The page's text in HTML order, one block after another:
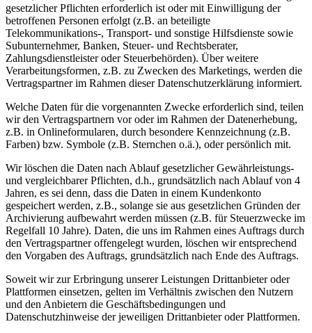
gesetzlicher Pflichten erforderlich ist oder mit Einwilligung der
betroffenen Personen erfolgt (z.B. an beteiligte
Telekommunikations-, Transport- und sonstige Hilfsdienste sowie
Subunternehmer, Banken, Steuer- und Rechtsberater,
Zahlungsdienstleister oder Steuerbehörden). Über weitere
Verarbeitungsformen, z.B. zu Zwecken des Marketings, werden die
Vertragspartner im Rahmen dieser Datenschutzerklärung informiert.
Welche Daten für die vorgenannten Zwecke erforderlich sind, teilen
wir den Vertragspartnern vor oder im Rahmen der Datenerhebung,
z.B. in Onlineformularen, durch besondere Kennzeichnung (z.B.
Farben) bzw. Symbole (z.B. Sternchen o.ä.), oder persönlich mit.
Wir löschen die Daten nach Ablauf gesetzlicher Gewährleistungs-
und vergleichbarer Pflichten, d.h., grundsätzlich nach Ablauf von 4
Jahren, es sei denn, dass die Daten in einem Kundenkonto
gespeichert werden, z.B., solange sie aus gesetzlichen Gründen der
Archivierung aufbewahrt werden müssen (z.B. für Steuerzwecke im
Regelfall 10 Jahre). Daten, die uns im Rahmen eines Auftrags durch
den Vertragspartner offengelegt wurden, löschen wir entsprechend
den Vorgaben des Auftrags, grundsätzlich nach Ende des Auftrags.
Soweit wir zur Erbringung unserer Leistungen Drittanbieter oder
Plattformen einsetzen, gelten im Verhältnis zwischen den Nutzern
und den Anbietern die Geschäftsbedingungen und
Datenschutzhinweise der jeweiligen Drittanbieter oder Plattformen.